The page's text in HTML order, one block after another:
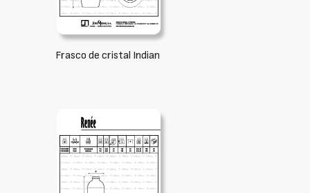
Frasco de cristal Indian